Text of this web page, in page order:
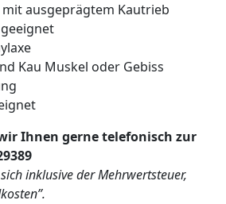
ausgeprägtem Kautrieb
Kau Muskel oder Gebiss
Ihnen gerne telefonisch zur
inklusive der Mehrwertsteuer,